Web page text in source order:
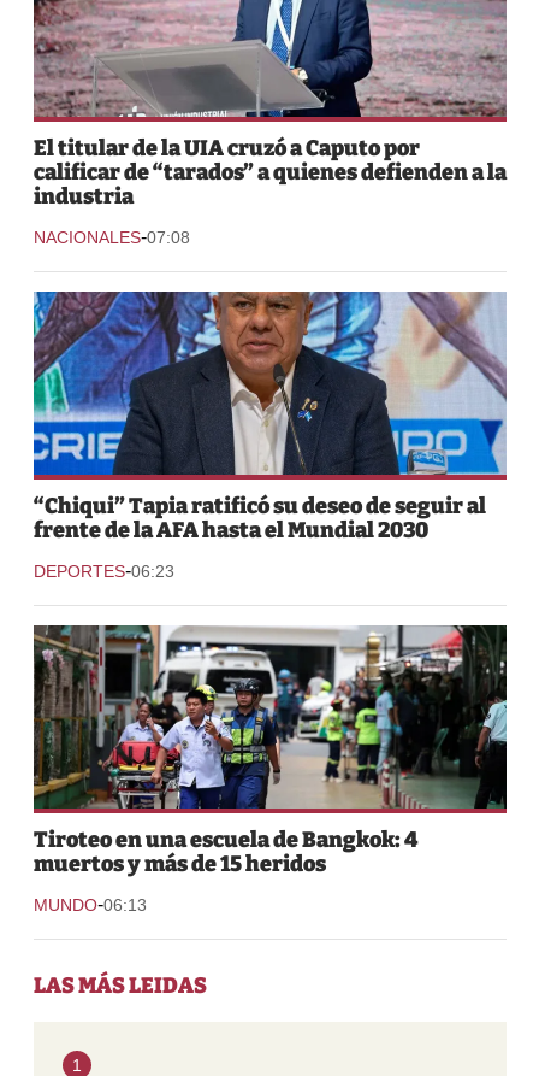
El titular de la UIA cruzó a Caputo por
calificar de “tarados” a quienes defienden a la
industria
NACIONALES-07:08
“Chiqui” Tapia ratificó su deseo de seguir al
frente de la AFA hasta el Mundial 2030
DEPORTES-06:23
Tiroteo en una escuela de Bangkok: 4
muertos y más de 15 heridos
MUNDO-06:13
LAS MÁS LEIDAS
1